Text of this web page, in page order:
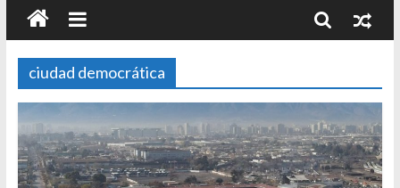
ciudad democrática